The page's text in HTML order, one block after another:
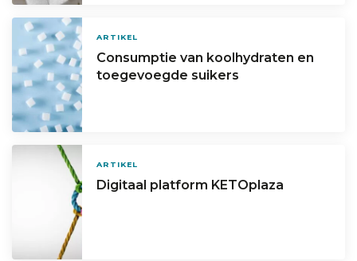
ARTIKEL
Consumptie van koolhydraten en
toegevoegde suikers
ARTIKEL
Digitaal platform KETOplaza